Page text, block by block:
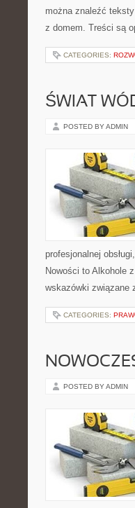
można znaleźć
z domem. Treści są
CATEGORIES:
ŚWIAT
POSTED BY ADMIN
profesjonalnej
Nowości to Alkohole
wskazówki związane
CATEGORIES:
POSTED BY ADMIN